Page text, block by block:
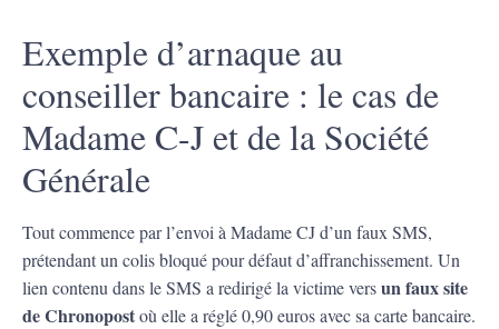
Exemple d’arnaque au
conseiller bancaire : le cas de
Madame C-J et de la Société
Générale
Tout commence par l’envoi à Madame CJ d’un faux SMS,
prétendant un colis bloqué pour défaut d’affranchissement. Un
lien contenu dans le SMS a redirigé la victime versun faux site
de Chronopostoù elle a réglé 0,90 euros avec sa carte bancaire.